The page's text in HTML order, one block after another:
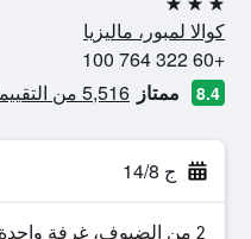
3 نجوم
كوالا لمبور، ماليزيا
+60 322 764 100
8.4 ممتاز 5,516 من التقييمات تم التحقق منها
ج 14/8
2 من الضيوف، غرفة واحدة